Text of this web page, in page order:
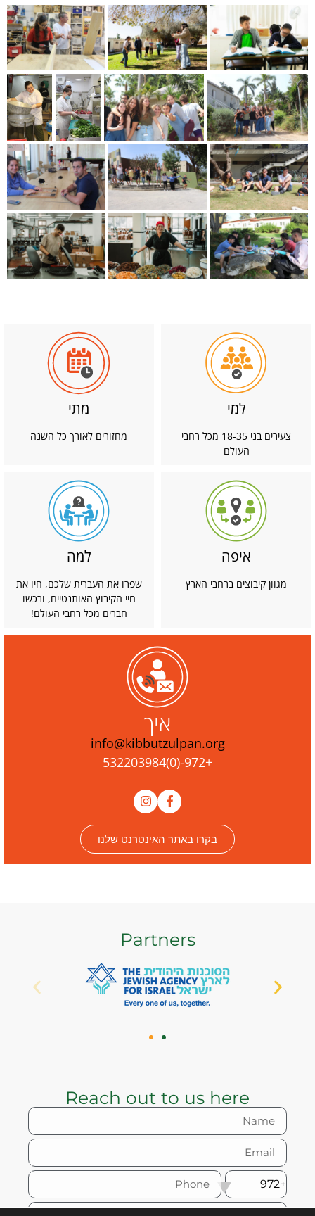
למי
צעירים בני 18-35 מכל רחבי
העולם
מתי
מחזורים לאורך כל השנה
איפה
מגוון קיבוצים ברחבי הארץ
למה
שפרו את העברית שלכם, חיו את
חיי הקיבוץ האותנטיים, ורכשו
חברים מכל רחבי העולם!
איך
info@kibbutzulpan.org
+972-(0)532203984
בקרו באתר האינטרנט שלנו
Partners
Reach out to us here
+972